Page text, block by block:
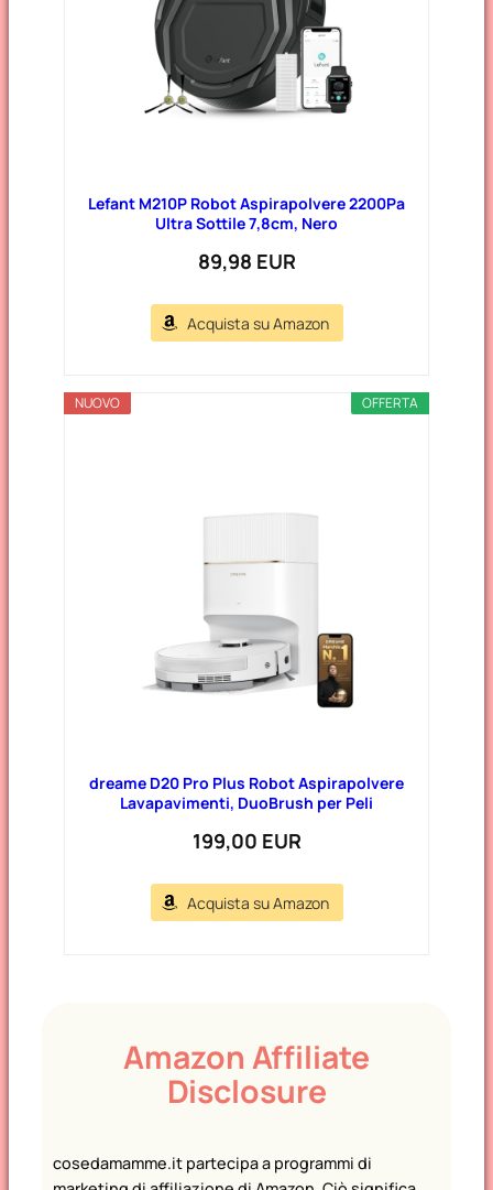
Lefant M210P Robot Aspirapolvere 2200Pa
Ultra Sottile 7,8cm, Nero
89,98 EUR
Acquista su Amazon
OFFERTA
NUOVO
dreame D20 Pro Plus Robot Aspirapolvere
Lavapavimenti, DuoBrush per Peli
199,00 EUR
Acquista su Amazon
Amazon Affiliate
Disclosure
cosedamamme.it partecipa a programmi di